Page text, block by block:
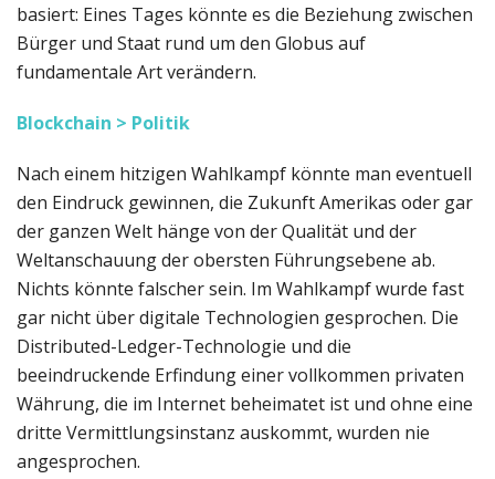
basiert: Eines Tages könnte es die Beziehung zwischen
Bürger und Staat rund um den Globus auf
fundamentale Art verändern.
Blockchain > Politik
Nach einem hitzigen Wahlkampf könnte man eventuell
den Eindruck gewinnen, die Zukunft Amerikas oder gar
der ganzen Welt hänge von der Qualität und der
Weltanschauung der obersten Führungsebene ab.
Nichts könnte falscher sein. Im Wahlkampf wurde fast
gar nicht über digitale Technologien gesprochen. Die
Distributed-Ledger-Technologie und die
beeindruckende Erfindung einer vollkommen privaten
Währung, die im Internet beheimatet ist und ohne eine
dritte Vermittlungsinstanz auskommt, wurden nie
angesprochen.